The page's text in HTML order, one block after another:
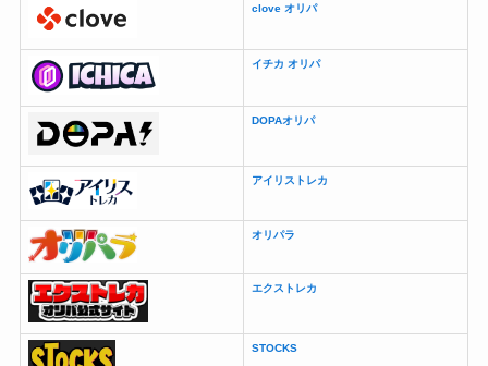
clove オリパ
イチカ オリパ
DOPAオリパ
アイリストレカ
オリパラ
エクストレカ
STOCKS